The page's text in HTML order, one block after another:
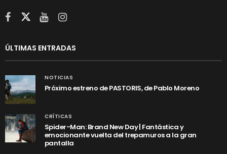
ÚLTIMAS ENTRADAS
NOTICIAS
Próximo estreno de PASTORIS, de Pablo Moreno
CRÍTICAS
Spider-Man: Brand New Day | Fantástica y
emocionante vuelta del trepamuros a la gran
pantalla